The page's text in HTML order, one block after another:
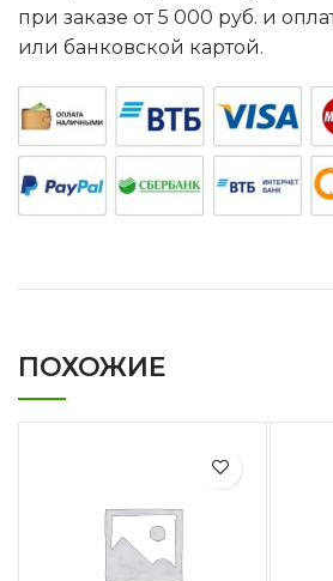
при заказе от 5 000 руб. и
или банковской картой.
ПОХОЖИЕ